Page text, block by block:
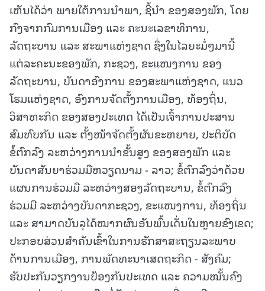
ເຫັນໄດ້ວ່າ ພາຍໃຕ້ການນໍາພາ, ຊີ້ນຳ ຂອງສອງພັກ, ໂດຍ
ກົງຈາກກົມການເມືອງ ແລະ ຄະນະເລຂາທິການ,
ລັດຖະບານ ແລະ ສະພາແຫ່ງຊາດ ຊຶ່ງໃນໄລຍະມໍ່ໆມານີ້
ແຕ່ລະຄະນະຂອງພັກ, ກະຊວງ, ຂະແໜງການ ຂອງ
ລັດຖະບານ, ບັນດາອົງການ ຂອງສະພາແຫ່ງຊາດ, ແນວ
ໂຮມແຫ່ງຊາດ, ອົງການຈັດຕັ້ງການເມືອງ, ທ້ອງຖິ່ນ,
ວິສາຫະກິດ ຂອງສອງປະເທດ ໄດ້ເປັນເຈົ້າການປະສານ
ສົມທົບກັນ ແລະ ຕັ້ງໜ້າຈັດຕັ້ງຜັນຂະຫຍາຍ, ປະຕິບັດ
ຂໍ້ຕົກລົງ ລະຫວ່າງການນຳຂັ້ນສູງ ຂອງສອງພັກ ແລະ
ບັນດາສັນຍາຮ່ວມມືຫວຽດນາມ - ລາວ; ຂໍ້ຕົກລົງວ່າດ້ວຍ
ແຜນການຮ່ວມມື ລະຫວ່າງສອງລັດຖະບານ, ຂໍ້ຕົກລົງ
ຮ່ວມມື ລະຫວ່າງບັນດາກະຊວງ, ຂະແໜງການ, ທ້ອງຖິ່ນ
ແລະ ສາມາດບັນລຸໄດ້ໝາກຜົນອັນພົ້ນເດັ່ນໃນຫຼາຍຂົງເຂດ;
ປະກອບສ່ວນສຳຄັນເຂົ້າໃນການຮັກສາສະຖຽນລະພາບ
ດ້ານການເມືອງ, ການພັດທະນາເສດຖະກິດ - ສັງຄົມ;
ຮັບປະກັນວຽກງານປ້ອງກັນປະເທດ ແລະ ຄວາມໝັ້ນຄົງ